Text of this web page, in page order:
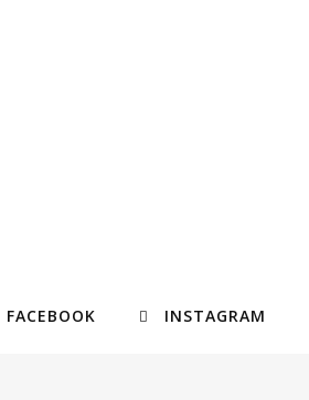
FACEBOOK INSTAGRAM